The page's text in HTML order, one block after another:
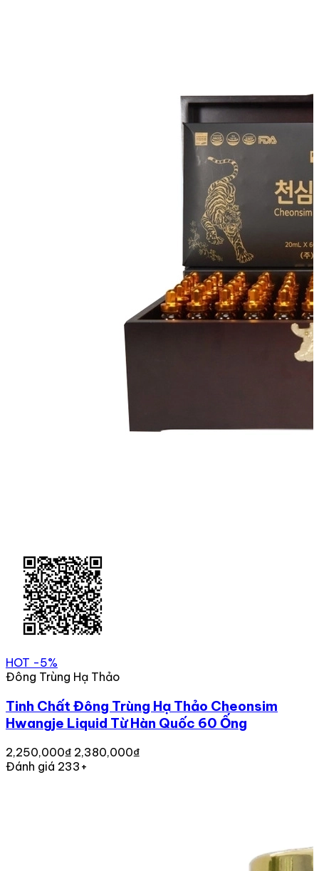
HOT -5%
Đông Trùng Hạ Thảo
Tinh Chất Đông Trùng Hạ Thảo Cheonsim
Hwangje Liquid Từ Hàn Quốc 60 Ống
2,250,000₫ 2,380,000₫
Đánh giá 233+